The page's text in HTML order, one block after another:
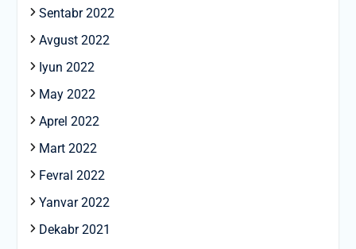
Sentabr 2022
Avgust 2022
Iyun 2022
May 2022
Aprel 2022
Mart 2022
Fevral 2022
Yanvar 2022
Dekabr 2021